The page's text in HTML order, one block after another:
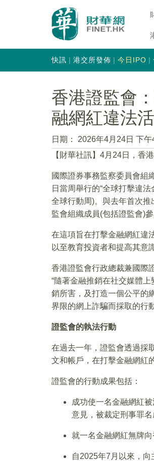
快訊 港交所發佈 今日IPO
香港證監會
融網紅違法
日期：
2026年4月24日 下午
【財華社訊】4月24日，香
國際證券事務監察委員會組
日當周舉行的“全球打擊違
全球行動周)。與去年首次
監會組織成員(包括證監會)參
在這項旨在打擊金融網紅違
以至教育投資者和提高其意
香港證監會行政總裁兼國際
“隨著金融推銷在社交媒體
銷所害，及打造一個公平的
界限的網上詐騙而採取的行
證監會的執法行動
在過去一年，證監會透過採
文和帳戶，在打擊金融網紅
證監會的行動成果包括：
成功使一名金融網紅
意見，被裁定刑事罪名
就一名金融網紅無牌
自2025年7月以來，